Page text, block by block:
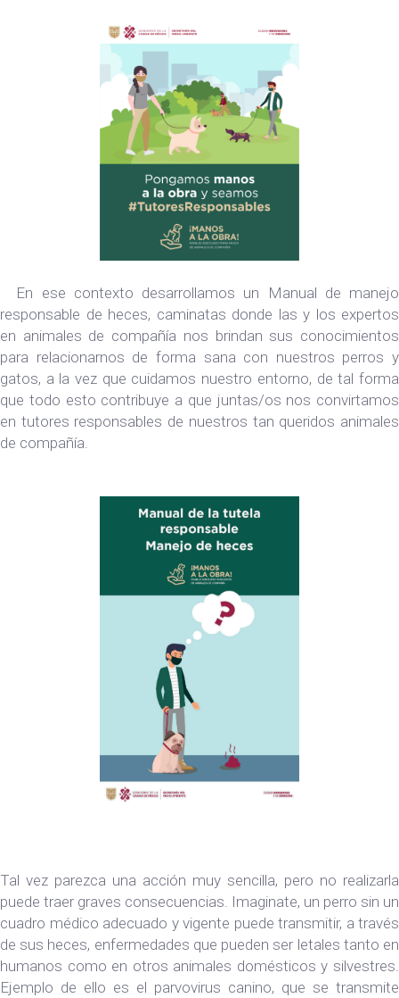
En ese contexto desarrollamos un Manual de manejo
responsable de heces, caminatas donde las y los expertos
en animales de compañía nos brindan sus conocimientos
para relacionarnos de forma sana con nuestros perros y
gatos, a la vez que cuidamos nuestro entorno, de tal forma
que todo esto contribuye a que juntas/os nos convirtamos
en tutores responsables de nuestros tan queridos animales
de compañía.
Tal vez parezca una acción muy sencilla, pero no realizarla
puede traer graves consecuencias. Imaginate, un perro sin un
cuadro médico adecuado y vigente puede transmitir, a través
de sus heces, enfermedades que pueden ser letales tanto en
humanos como en otros animales domésticos y silvestres.
Ejemplo de ello es el parvovirus canino, que se transmite